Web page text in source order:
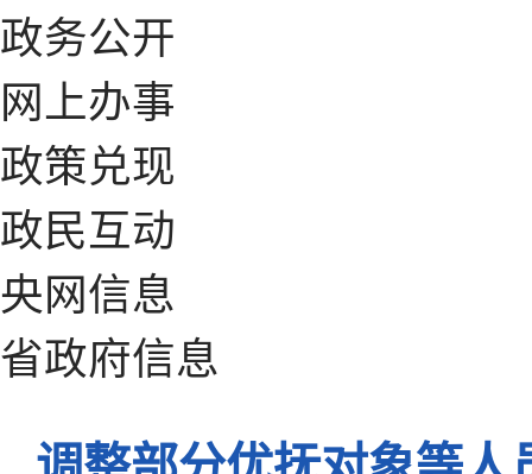
政务公开
网上办事
政策兑现
政民互动
央网信息
省政府信息